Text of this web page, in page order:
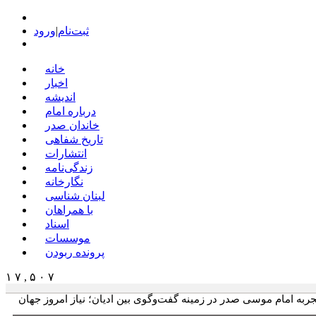
ثبت‌نام|ورود
خانه
اخبار
اندیشه
درباره امام
خاندان صدر
تاریخ شفاهی
انتشارات
زندگی‌نامه
نگارخانه
لبنان شناسی
با همراهان
اسناد
موسسات
پرونده ربودن
۱ ۷ , ۵ ۰ ۷
امام موسی صدر در زمینه گفت‌وگوی بین ادیان؛ نیاز امروز جهان